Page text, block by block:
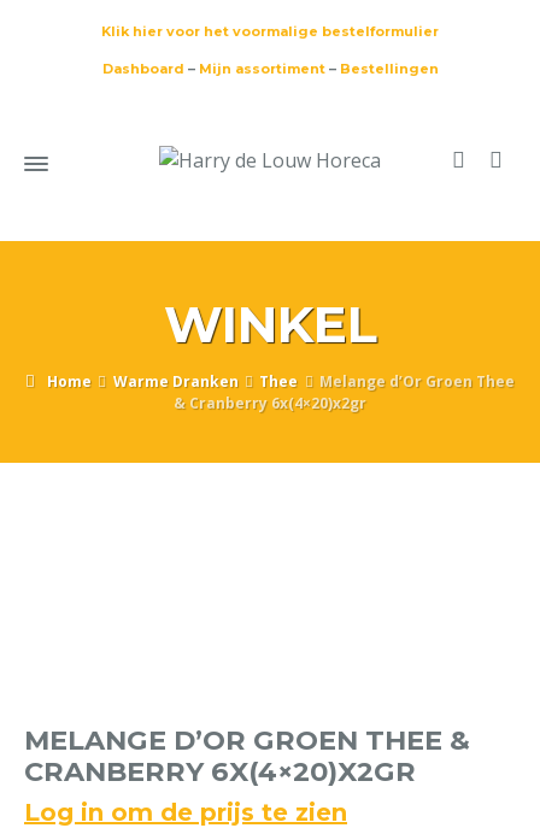
Klik hier voor het voormalige bestelformulier
Dashboard – Mijn assortiment– Bestellingen
WINKEL
Home Warme Dranken Thee
Melange d’Or Groen Thee
& Cranberry 6x(4×20)x2gr
MELANGE D’OR GROEN THEE &
CRANBERRY 6X(4×20)X2GR
Log in om de prijs te zien